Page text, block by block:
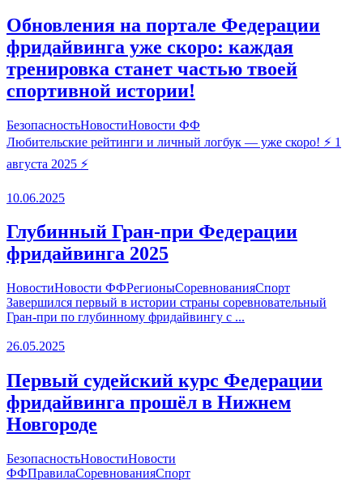
Обновления на портале Федерации
фридайвинга уже скоро: каждая
тренировка станет частью твоей
спортивной истории!
БезопасностьНовостиНовости ФФ
Любительские рейтинги и личный логбук — уже скоро! ⚡️ 1
августа 2025 ⚡️
10.06.2025
Глубинный Гран-при Федерации
фридайвинга 2025
НовостиНовости ФФРегионыСоревнованияСпорт
Завершился первый в истории страны соревновательный
Гран-при по глубинному фридайвингу с ...
26.05.2025
Первый судейский курс Федерации
фридайвинга прошёл в Нижнем
Новгороде
БезопасностьНовостиНовости
ФФПравилаСоревнованияСпорт